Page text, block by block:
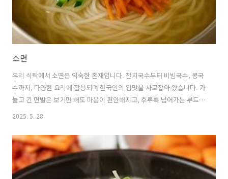
소면
우리 식탁에서 소면은 익숙한 존재입니다. 잔치국수부터 비빔국수, 콩국
수까지, 다양한 요리에 활용되며 한국인의 입맛을 사로잡아 왔습니다. 가
늘고 긴 면발은 보기만 해도 마음이 편안해지고, 후루룩 넘어가는 부드러
운 식감은 남녀노소 누구나 즐길 수 있습니다. 소면의 정의, 맛있게 삶는
란 무엇인가 🍜 소면의 정의와 특징소면은 밀가루 반죽을 길게 늘려서 막
대기에 면을 감아 당긴 후 가늘게 만드는 국수입니다.한자로는 '素麵'이
라고 쓰는데, 여기서 '素'는 희다, 수수하다는 뜻을 가지고 있어고기를 넣
지 않은 담백한 국수라는 의미를 담고 있습니다.소면은 다른 면류와 구별
2025. 5. 28.